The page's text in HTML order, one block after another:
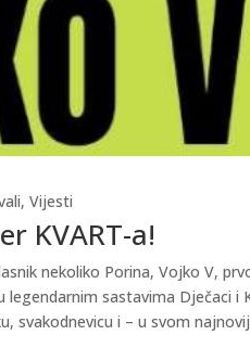
KVART-a!
,Vijesti
nekoliko Porina, Vojko V,
sastavima
i – u svom